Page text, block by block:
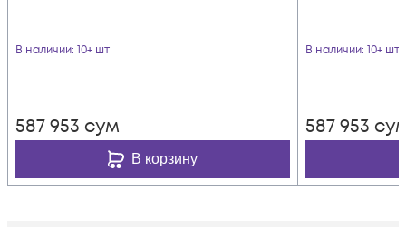
В наличии: 10+ шт
587 953 сум
В корзину
В наличии: 10+ шт
587 953